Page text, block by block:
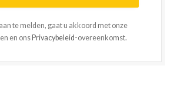
te melden, gaat u akkoord met onze
en ons Privacybeleid -overeenkomst.